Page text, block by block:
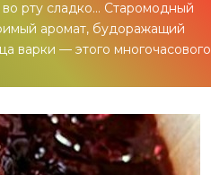
рту сладко… Старомодный
аромат, будоражащий
варки — этого многочасового